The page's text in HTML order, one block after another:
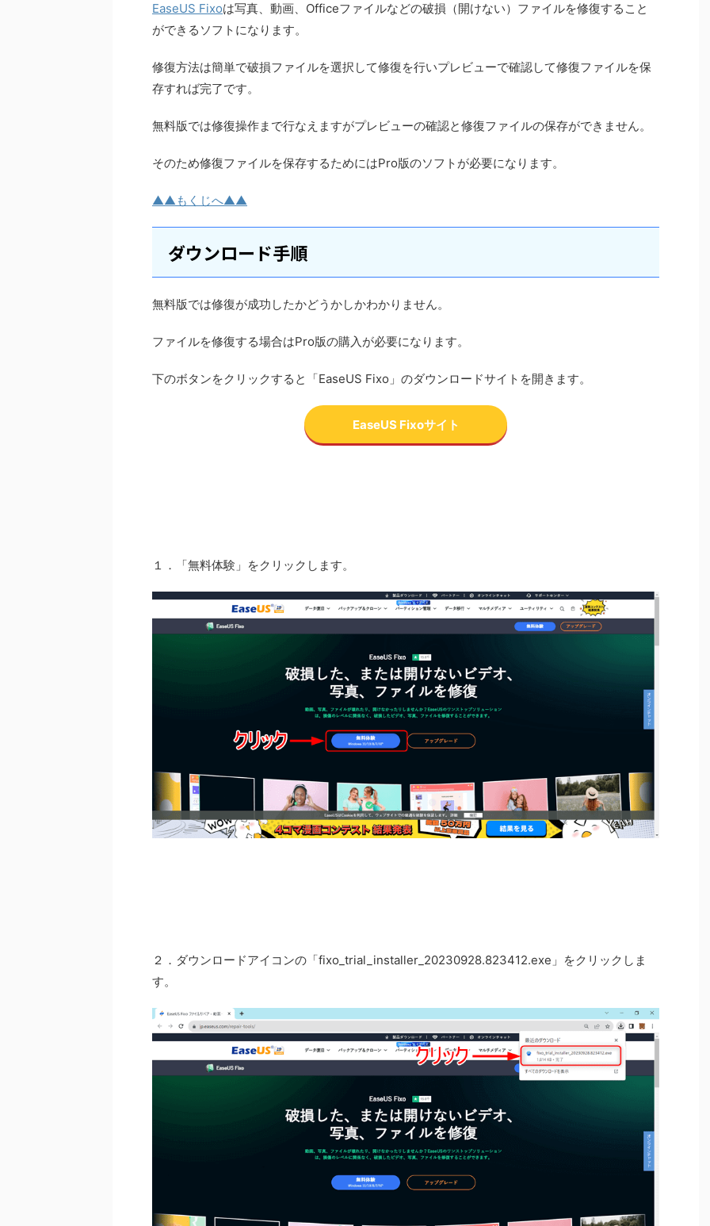
EaseUS Fixoは写真、動画、Officeファイルなどの破損（開けない）ファイルを修復すること
ができるソフトになります。
修復方法は簡単で破損ファイルを選択して修復を行いプレビューで確認して修復ファイルを保
存すれば完了です。
無料版では修復操作まで行なえますがプレビューの確認と修復ファイルの保存ができません。
そのため修復ファイルを保存するためにはPro版のソフトが必要になります。
▲▲もくじへ▲▲
ダウンロード手順
無料版では修復が成功したかどうかしかわかりません。
ファイルを修復する場合はPro版の購入が必要になります。
下のボタンをクリックすると「EaseUS Fixo」のダウンロードサイトを開きます。
EaseUS Fixoサイト
１．「無料体験」をクリックします。
２．ダウンロードアイコンの「fixo_trial_installer_20230928.823412.exe」をクリックしま
す。